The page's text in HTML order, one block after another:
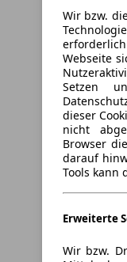
Wir bzw.
Webseite
Setzen
dieser
nicht
Browser
darauf
Tools kann
Erweiterte
Wir bzw.